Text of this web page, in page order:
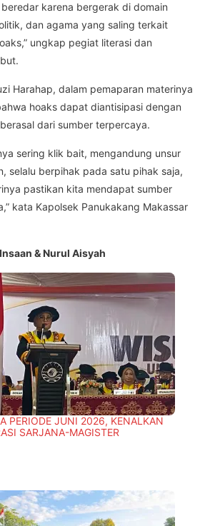
karena bergerak di domain
dan agama yang saling terkait
ungkap pegiat literasi dan
Harahap, dalam pemaparan materinya
hoaks dapat diantisipasi dengan
dari sumber terpercaya.
sering klik bait, mengandung unsur
selalu berpihak pada satu pihak saja,
pastikan kita mendapat sumber
kata Kapolsek Panukakang Makassar
& Nurul Aisyah
PERIODE JUNI 2026, KENALKAN
SARJANA-MAGISTER